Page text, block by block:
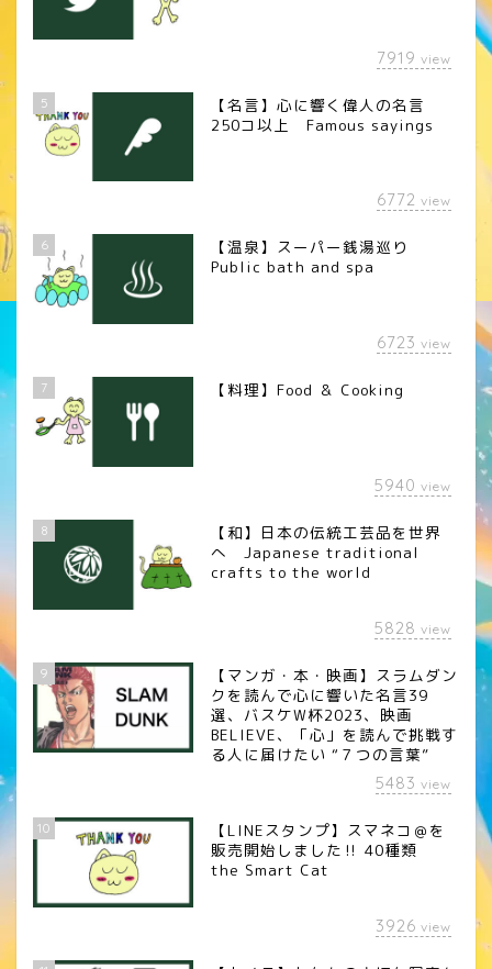
7919 view
5
【名言】心に響く偉人の名言
250コ以上 Famous sayings
6772 view
6
【温泉】スーパー銭湯巡り
Public bath and spa
6723 view
7 【料理】Food ＆ Cooking
5940 view
8
【和】日本の伝統工芸品を世界
へ Japanese traditional
crafts to the world
5828 view
9
【マンガ・本・映画】スラムダン
クを読んで心に響いた名言39
選、バスケW杯2023、映画
BELIEVE、「心」を読んで挑戦す
る人に届けたい “７つの言葉”
5483 view
10
【LINEスタンプ】スマネコ＠を
販売開始しました‼︎ 40種類
the Smart Cat
3926 view